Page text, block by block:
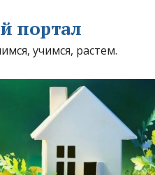
портал
учимся, растем.